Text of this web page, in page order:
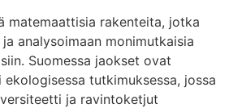
matemaattisia rakenteita, jotka
analysoimaan monimutkaisia
Suomessa jaokset ovat
ekologisessa tutkimuksessa, jossa
ja ravintoketjut